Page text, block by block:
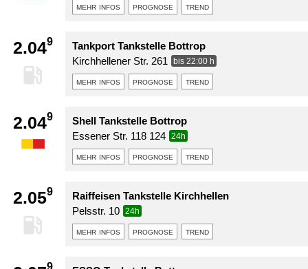
mehr infos prognose trend
2.049
Tankport Tankstelle Bottrop
Kirchhellener Str. 261
bis 22:00 h
mehr infos prognose trend
2.049
Shell Tankstelle Bottrop
Essener Str. 118 124
24h
mehr infos prognose trend
2.059
Raiffeisen Tankstelle Kirchhellen
Pelsstr. 10
24h
mehr infos prognose trend
9